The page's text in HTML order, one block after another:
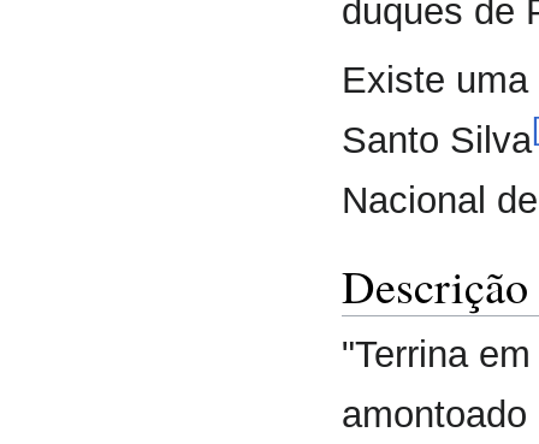
duques de
Existe
Santo Silva
Nacional
Descrição
"Terrina